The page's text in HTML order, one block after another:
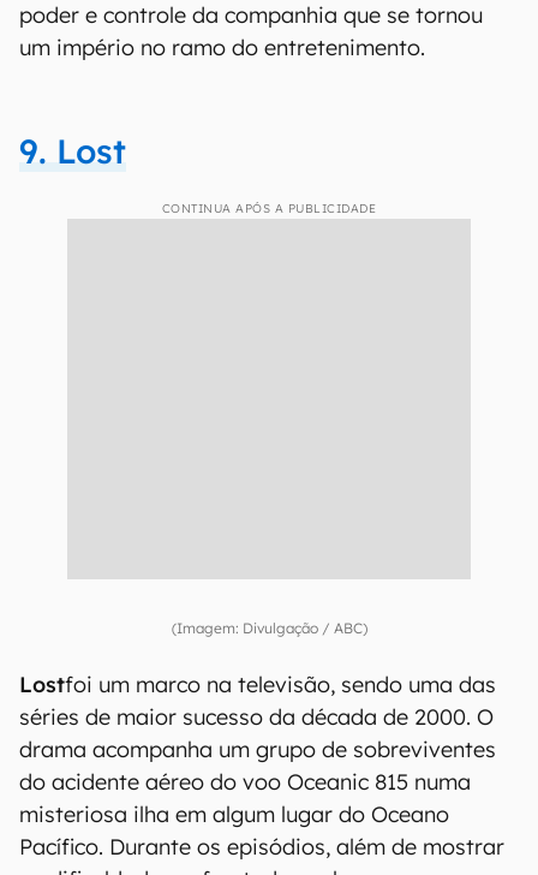
poder e controle da companhia que se tornou
um império no ramo do entretenimento.
9. Lost
CONTINUA APÓS A PUBLICIDADE
(Imagem: Divulgação / ABC)
Lostfoi um marco na televisão, sendo uma das
séries de maior sucesso da década de 2000. O
drama acompanha um grupo de sobreviventes
do acidente aéreo do voo Oceanic 815 numa
misteriosa ilha em algum lugar do Oceano
Pacífico. Durante os episódios, além de mostrar